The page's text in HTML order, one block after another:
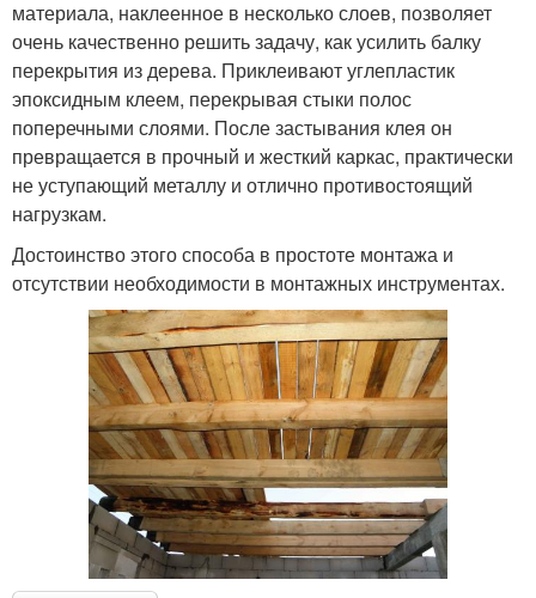
материала, наклеенное в несколько слоев, позволяет
очень качественно решить задачу, как усилить балку
перекрытия из дерева. Приклеивают углепластик
эпоксидным клеем, перекрывая стыки полос
поперечными слоями. После застывания клея он
превращается в прочный и жесткий каркас, практически
не уступающий металлу и отлично противостоящий
нагрузкам.
Достоинство этого способа в простоте монтажа и
отсутствии необходимости в монтажных инструментах.